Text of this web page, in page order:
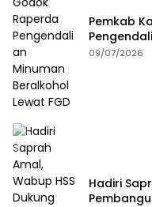
Pemkab
FGD
09/07/2026
Hadiri